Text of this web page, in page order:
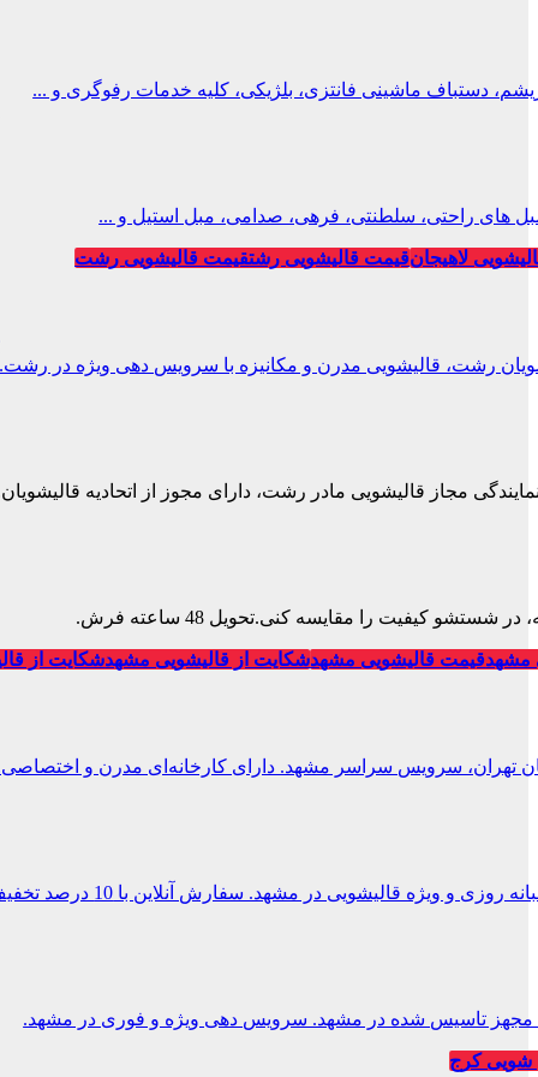
دستباف ماشینی فانتزی، بلژیکی، کلیه خدمات رفوگری و ...
های راحتی، سلطنتی، فرهی، صدامی، مبل استیل و ...
لاهیجانقیمت قالیشویی رشتقیمت قالیشویی رشت
رشت، قالیشویی مدرن و مکانیزه با سرویس دهی ویژه در رشت.
مجاز قالیشویی مادر رشت، دارای مجوز از اتحادیه
کیفیت را مقایسه کنی.تحویل 48 ساعته فرش.
مشهدقیمت قالیشویی مشهدشکایت از قالیشویی مشهدشکایت از
تهران، سرویس سراسر مشهد. دارای کارخانه‌ای مدرن و
ویژه قالیشویی در مشهد. سفارش آنلاین با 10 درصد تخفیف.
مجهز تاسیس شده در مشهد. سرویس دهی ویژه و فوری در مشهد.
شویی کرج